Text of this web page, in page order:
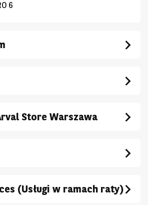
6
Store Warszawa
(Usługi w ramach raty)